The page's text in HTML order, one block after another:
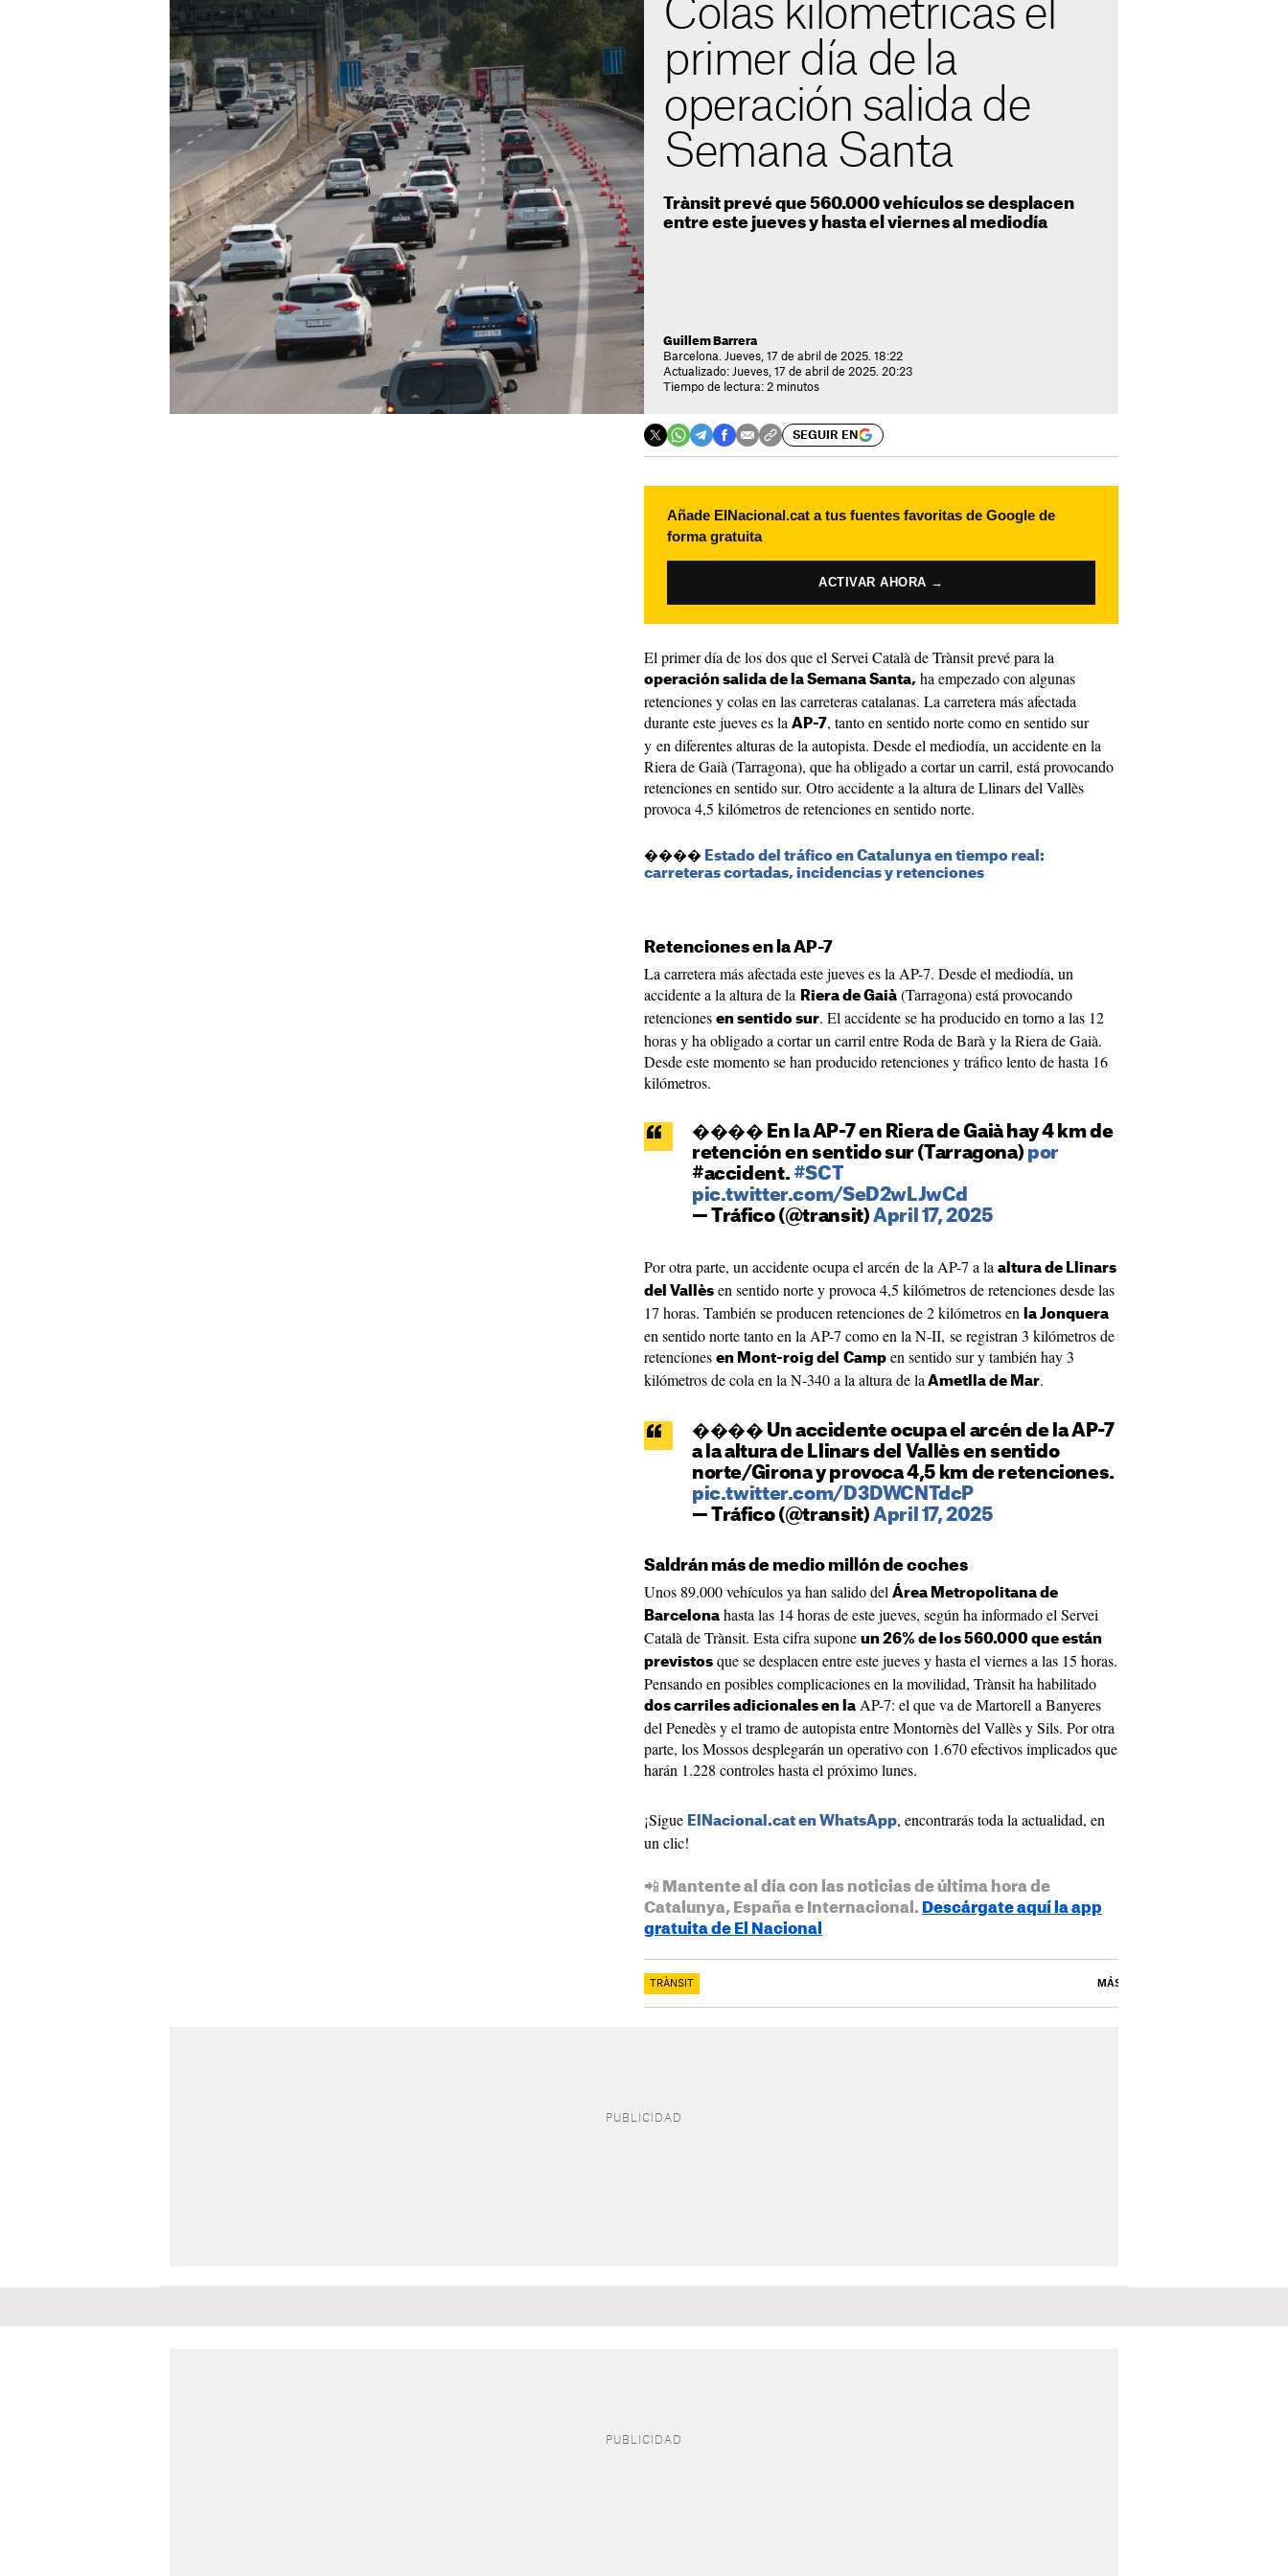
Colas kilométricas el
primer día de la
operación salida de
Semana Santa
Trànsit prevé que 560.000 vehículos se desplacen
entre este jueves y hasta el viernes al mediodía
Guillem Barrera
Barcelona. Jueves, 17 de abril de 2025. 18:22
Actualizado: Jueves, 17 de abril de 2025. 20:23
Tiempo de lectura: 2 minutos
SEGUIR EN
Añade ElNacional.cat a tus fuentes favoritas de Google de
forma gratuita
ACTIVAR AHORA →
El primer día de los dos que el Servei Català de Trànsit prevé para la
operación salida de la Semana Santa, ha empezado con algunas
retenciones y colas en las carreteras catalanas. La carretera más afectada
durante este jueves es la AP-7, tanto en sentido norte como en sentido sur
y en diferentes alturas de la autopista. Desde el mediodía, un accidente en la
Riera de Gaià (Tarragona), que ha obligado a cortar un carril, está provocando
retenciones en sentido sur. Otro accidente a la altura de Llinars del Vallès
provoca 4,5 kilómetros de retenciones en sentido norte.
����️ Estado del tráfico en Catalunya en tiempo real:
carreteras cortadas, incidencias y retenciones
Retenciones en la AP-7
La carretera más afectada este jueves es la AP-7. Desde el mediodía, un
accidente a la altura de la
Riera de Gaià (Tarragona) está provocando
retenciones en sentido sur. El accidente se ha producido en torno a las 12
horas y ha obligado a cortar un carril entre Roda de Barà y la Riera de Gaià.
Desde este momento se han producido retenciones y tráfico lento de hasta 16
kilómetros.
���� En la AP-7 en Riera de Gaià hay 4 km de
retención en sentido sur (Tarragona) por
#accident. #SCT
pic.twitter.com/SeD2wLJwCd
— Tráfico (@transit)April 17, 2025
Por otra parte, un accidente ocupa el arcén de la AP-7 a la altura de Llinars
del Vallès en sentido norte y provoca 4,5 kilómetros de retenciones desde las
17 horas. También se producen retenciones de 2 kilómetros en
la Jonquera
en sentido norte tanto en la AP-7 como en la N-II, se registran 3 kilómetros de
retenciones en Mont-roig del Camp en sentido sur y también hay 3
kilómetros de cola en la N-340 a la altura de la Ametlla de Mar.
���� Un accidente ocupa el arcén de la AP-7
a la altura de Llinars del Vallès en sentido
norte/Girona y provoca 4,5 km de retenciones.
pic.twitter.com/D3DWCNTdcP
— Tráfico (@transit)April 17, 2025
Saldrán más de medio millón de coches
Unos 89.000 vehículos ya han salido del Área Metropolitana de
Barcelona hasta las 14 horas de este jueves, según ha informado el Servei
Català de Trànsit. Esta cifra supone un 26% de los 560.000 que están
previstos que se desplacen entre este jueves y hasta el viernes a las 15 horas.
Pensando en posibles complicaciones en la movilidad, Trànsit ha habilitado
dos carriles adicionales en la AP-7: el que va de Martorell a Banyeres
del Penedès y el tramo de autopista entre Montornès del Vallès y Sils. Por otra
parte, los Mossos desplegarán un operativo con 1.670 efectivos implicados que
harán 1.228 controles hasta el próximo lunes.
¡Sigue ElNacional.cat en WhatsApp, encontrarás toda la actualidad, en
un clic!
📲 Mantente al día con las noticias de última hora de
Catalunya, España e Internacional. Descárgate aquí la app
gratuita de El Nacional
TRÀNSIT MÁS